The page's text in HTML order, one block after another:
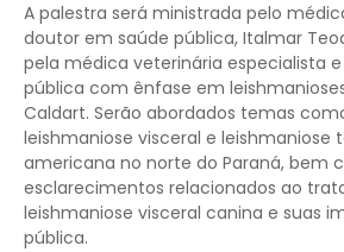
A palestra será ministrada pelo
doutor em saúde pública, Italmar
pela médica veterinária especialista
pública com ênfase em
Caldart. Serão abordados temas
leishmaniose visceral e leishmaniose
americana no norte do Paraná, bem
esclarecimentos relacionados ao
leishmaniose visceral canina e suas
pública.